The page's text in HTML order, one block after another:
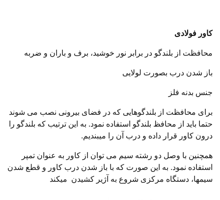
کاور فولادی
محافظت از بلندگو در برابر نور خوشید، برف و باران و ضربه
باز شدن درب بصورت لولایی
جنس بدنه فلز
برای محافظت از بلندگوهایی که در فضای بیرونی نصب می شوند
حتما باید از محافظ بلندگو استفاده نمود. به این ترتیب که بلندگو را
درون کاور قرار داده و درب آن را میبندیم.
همچنین با وصل دو رشته سیم می توان از کاور به عنوان تمپر
استفاده نمود. به این صورت که با باز شدن درب کاور و قطع شدن
سیمها، دستگاه مرکزی شروع به آژیر کشیدن میکند